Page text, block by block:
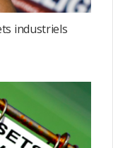
industriels